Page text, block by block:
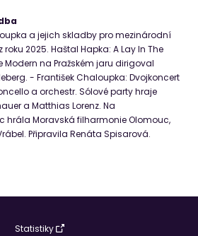
a jejich skladby pro mezinárodní
roku 2025. Haštal Hapka: A Lay In The
Modern na Pražském jaru dirigoval
- František Chaloupka: Dvojkoncert
a orchestr. Sólové party hraje
a Matthias Lorenz. Na
hrála Moravská filharmonie Olomouc,
Připravila Renáta Spisarová.
Statistiky